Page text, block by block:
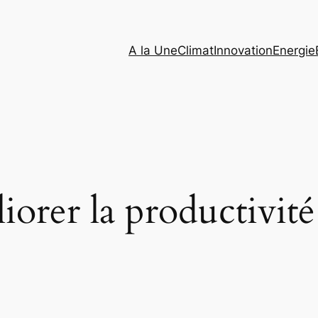
A la UneClimatInnovationEnergie
la